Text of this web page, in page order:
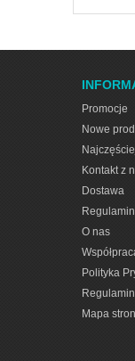
Promocje
Nowe
Kontakt z
Dostawa
Regulamin
O nas
Polityka
Mapa